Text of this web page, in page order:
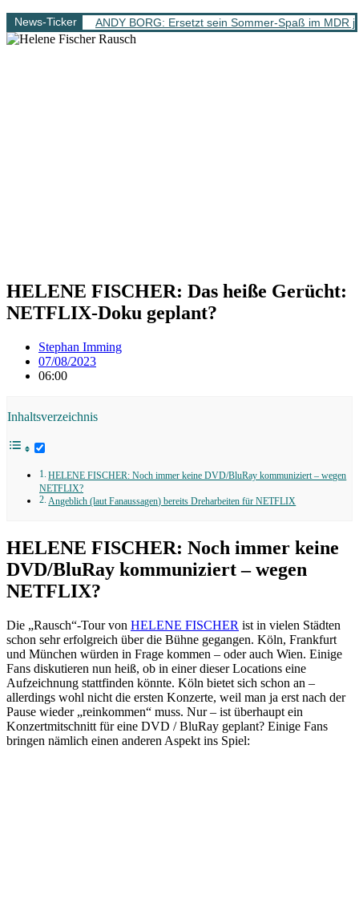
News-Ticker ANDY BORG: Ersetzt sein Sommer-Spaß im MDR
HELENE FISCHER: Das heiße Gerücht:
NETFLIX-Doku geplant?
Stephan Imming
07/08/2023
06:00
Inhaltsverzeichnis
HELENE FISCHER: Noch immer keine DVD/BluRay kommuniziert – wegen
NETFLIX?
Angeblich (laut Fanaussagen) bereits Dreharbeiten für NETFLIX
HELENE FISCHER: Noch immer keine
DVD/BluRay kommuniziert – wegen
NETFLIX?
Die „Rausch“-Tour von HELENE FISCHER ist in vielen Städten
schon sehr erfolgreich über die Bühne gegangen. Köln, Frankfurt
und München würden in Frage kommen – oder auch Wien. Einige
Fans diskutieren nun heiß, ob in einer dieser Locations eine
Aufzeichnung stattfinden könnte. Köln bietet sich schon an –
allerdings wohl nicht die ersten Konzerte, weil man ja erst nach der
Pause wieder „reinkommen“ muss. Nur – ist überhaupt ein
Konzertmitschnitt für eine DVD / BluRay geplant? Einige Fans
bringen nämlich einen anderen Aspekt ins Spiel: